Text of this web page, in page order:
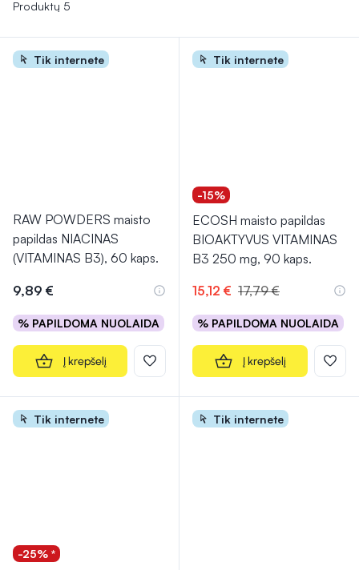
būklę, nervų sistemą ir virškinimo procesus, gali padėti
kraujagyslių sveikatai. Be to, jis turi antioksidacinių savybių,
Produktų 5
Tik internete
RAW POWDERS maisto
papildas NIACINAS
(VITAMINAS B3), 60 kaps.
9,89 €
% PAPILDOMA NUOLAIDA
Į krepšelį
Tik internete
-15%
ECOSH maisto papildas
BIOAKTYVUS VITAMINAS
B3 250 mg, 90 kaps.
15,12 € 17,79 €
% PAPILDOMA NUOLAIDA
Į krepšelį
Tik internete
-25% *
Tik internete